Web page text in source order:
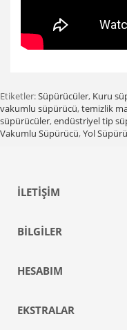
Etiketler:Süpürücüler, Kuru
vakumlu süpürücü,temizlik
süpürücüler,endüstriyel tip
Vakumlu Süpürücü,Yol
İLETIŞIM
BILGILER
HESABIM
EKSTRALAR